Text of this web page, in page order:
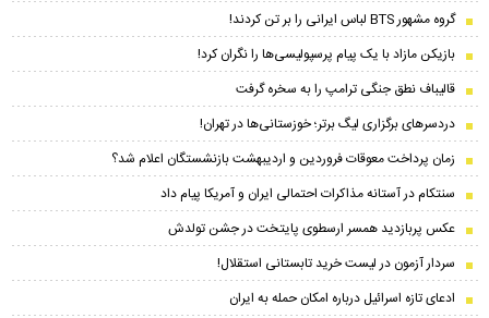
گروه مشهور BTS لباس ایرانی را بر تن کردند!
بازیکن مازاد با یک پیام پرسپولیسی‌ها را نگران کرد!
قالیباف نطق جنگی ترامپ را به سخره گرفت
دردسرهای برگزاری لیگ برتر؛ خوزستانی‌ها در تهران!
زمان پرداخت معوقات فروردین و اردیبهشت بازنشستگان اعلام شد؟
سنتکام در آستانه مذاکرات احتمالی ایران و آمریکا پیام داد
عکس پربازدید همسر ارسطوی پایتخت در جشن تولدش
سردار آزمون در لیست خرید تابستانی استقلال!
ادعای تازه اسرائیل درباره امکان حمله به ایران